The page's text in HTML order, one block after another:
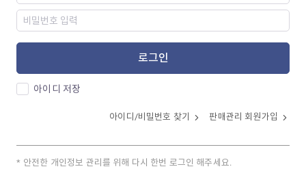
로그인
아이디 저장
아이디/비밀번호 찾기 판매관리 회원가입
안전한 개인정보 관리를 위해 다시 한번 로그인 해주세요.